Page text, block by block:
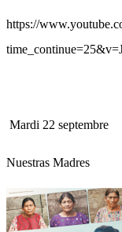
https://
Mardi 22 septembre
Nuestras Madres